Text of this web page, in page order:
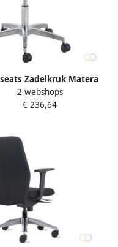
Zadelkruk Matera
large aluminium
hoogte 65-90
2 webshops
€ 236,64